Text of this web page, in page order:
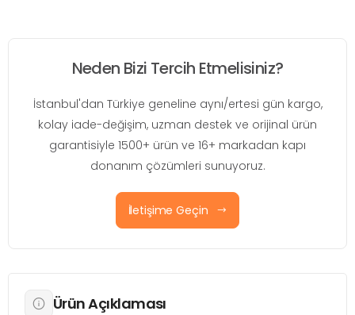
Neden Bizi Tercih Etmelisiniz?
İstanbul'dan Türkiye geneline aynı/ertesi gün kargo,
kolay iade-değişim, uzman destek ve orijinal ürün
garantisiyle 1500+ ürün ve 16+ markadan kapı
donanım çözümleri sunuyoruz.
İletişime Geçin
Ürün Açıklaması